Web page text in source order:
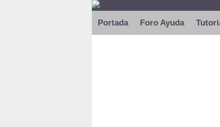
Portada Foro Ayuda